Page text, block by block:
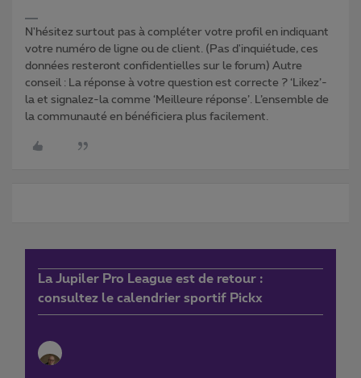
N'hésitez surtout pas à compléter votre profil en indiquant
votre numéro de ligne ou de client. (Pas d'inquiétude, ces
données resteront confidentielles sur le forum) Autre
conseil : La réponse à votre question est correcte ? ‘Likez’-
la et signalez-la comme ‘Meilleure réponse’. L’ensemble de
la communauté en bénéficiera plus facilement.
La Jupiler Pro League est de retour :
consultez le calendrier sportif Pickx